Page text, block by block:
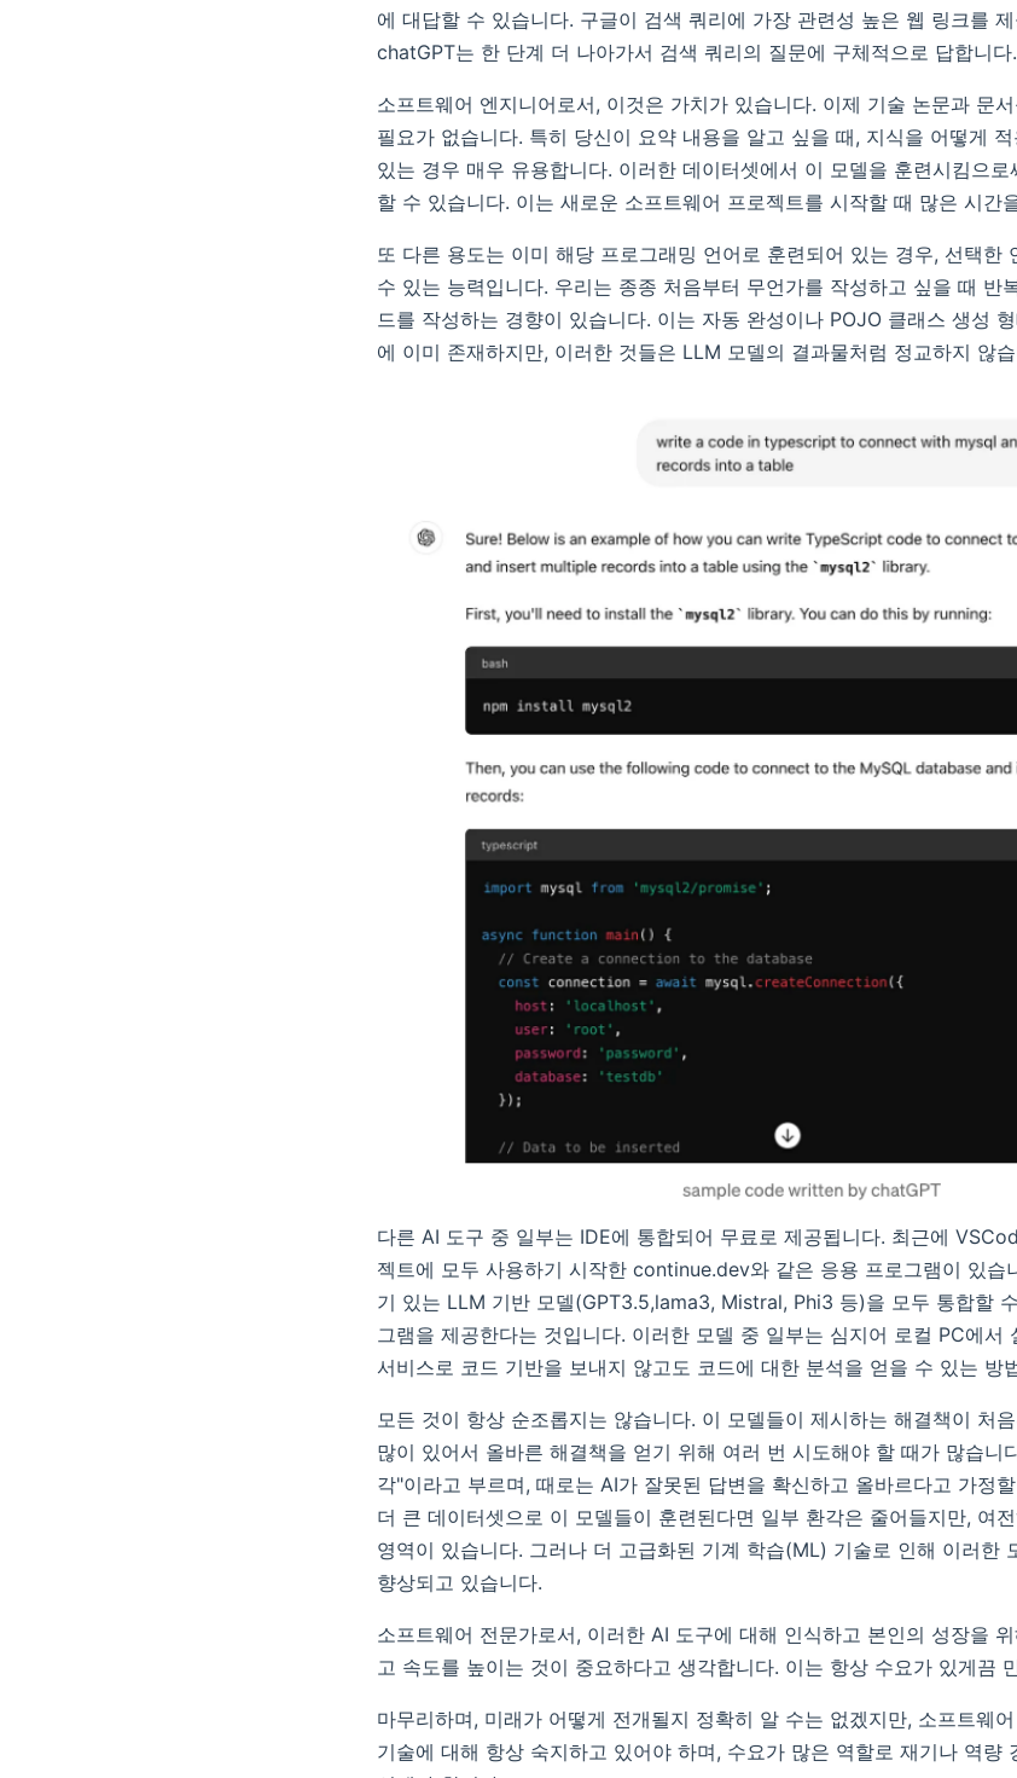
에 대답할 수 있습니다. 구글이 검색 쿼리에 가장 관련성 높은 웹 링크를
chatGPT는 한 단계 더 나아가서 검색 쿼리의 질문에 구체적으로 답합니다.
소프트웨어 엔지니어로서, 이것은 가치가 있습니다. 이제 기술 논문과 문
필요가 없습니다. 특히 당신이 요약 내용을 알고 싶을 때, 지식을 어떻게
있는 경우 매우 유용합니다. 이러한 데이터셋에서 이 모델을 훈련시킴으
할 수 있습니다. 이는 새로운 소프트웨어 프로젝트를 시작할 때 많은 시간
또 다른 용도는 이미 해당 프로그래밍 언어로 훈련되어 있는 경우, 선택한
수 있는 능력입니다. 우리는 종종 처음부터 무언가를 작성하고 싶을 때 반
드를 작성하는 경향이 있습니다. 이는 자동 완성이나 POJO 클래스 생성
에 이미 존재하지만, 이러한 것들은 LLM 모델의 결과물처럼 정교하지 않
다른 AI 도구 중 일부는 IDE에 통합되어 무료로 제공됩니다. 최근에
젝트에 모두 사용하기 시작한 continue.dev와 같은 응용 프로그램이 있습
기 있는 LLM 기반 모델(GPT3.5,lama3, Mistral, Phi3 등)을 모두 통합할
그램을 제공한다는 것입니다. 이러한 모델 중 일부는 심지어 로컬 PC에서
서비스로 코드 기반을 보내지 않고도 코드에 대한 분석을 얻을 수 있는 방
모든 것이 항상 순조롭지는 않습니다. 이 모델들이 제시하는 해결책이 처
많이 있어서 올바른 해결책을 얻기 위해 여러 번 시도해야 할 때가 많습니
각"이라고 부르며, 때로는 AI가 잘못된 답변을 확신하고 올바르다고 가정
더 큰 데이터셋으로 이 모델들이 훈련된다면 일부 환각은 줄어들지만, 여
영역이 있습니다. 그러나 더 고급화된 기계 학습(ML) 기술로 인해 이러한
향상되고 있습니다.
소프트웨어 전문가로서, 이러한 AI 도구에 대해 인식하고 본인의 성장을
고 속도를 높이는 것이 중요하다고 생각합니다. 이는 항상 수요가 있게끔
마무리하며, 미래가 어떻게 전개될지 정확히 알 수는 없겠지만, 소프트웨
기술에 대해 항상 숙지하고 있어야 하며, 수요가 많은 역할로 재기나 역량